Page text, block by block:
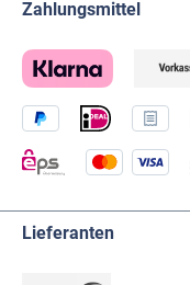
Zahlungsmittel
Lieferanten